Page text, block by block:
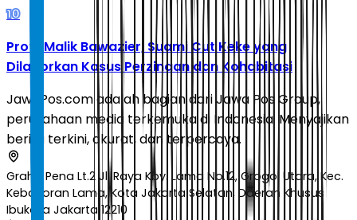
10
Profil Malik Bawazier, Suami Cut Keke yang
Dilaporkan Kasus Perzinaan dan Kohabitasi
JawaPos.com adalah bagian dari Jawa Pos Group,
perusahaan media terkemuka di Indonesia. Menyajikan
berita terkini, akurat, dan terpercaya.
Graha Pena Lt.2 Jl. Raya Kby. Lama No.12, Grogol Utara, Kec.
Kebayoran Lama, Kota Jakarta Selatan, Daerah Khusus
Ibukota Jakarta 12210